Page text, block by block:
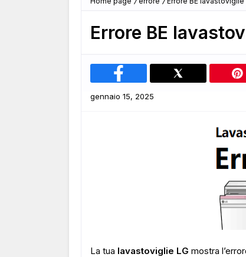
Errore BE
gennaio 15, 2025
La tua lavastoviglie LG mostra